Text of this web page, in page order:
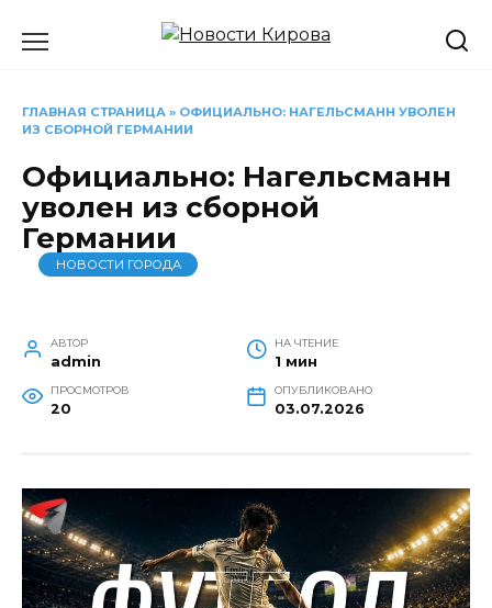
ГЛАВНАЯ СТРАНИЦА » ОФИЦИАЛЬНО: НАГЕЛЬСМАНН УВОЛЕН
ИЗ СБОРНОЙ ГЕРМАНИИ
Официально: Нагельсманн
уволен из сборной
Германии
НОВОСТИ ГОРОДА
АВТОР
admin
НА ЧТЕНИЕ
1 мин
ПРОСМОТРОВ
20
ОПУБЛИКОВАНО
03.07.2026